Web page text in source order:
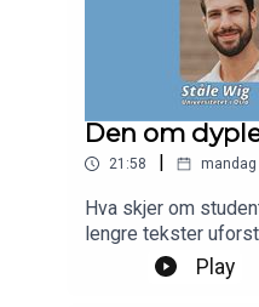
Den om
21:58 | mandag
Hva skjer om
lengre tekster
vi hjelpe
ferdigheten? I
Play